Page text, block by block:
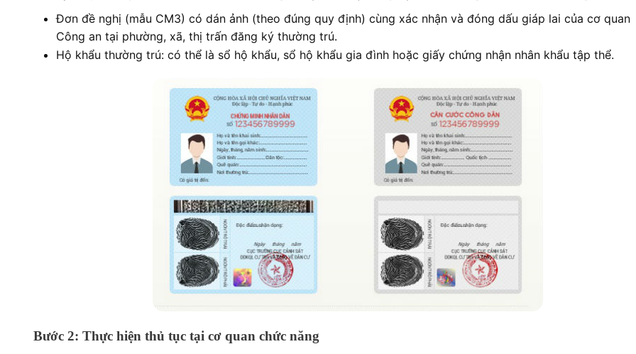
Đơn đề nghị (mẫu CM3) có dán ảnh (theo đúng quy định) cùng xác nhận và đóng dấu giáp lai của cơ quan
Công an tại phường, xã, thị trấn đăng ký thường trú.
Hộ khẩu thường trú: có thể là sổ hộ khẩu, sổ hộ khẩu gia đình hoặc giấy chứng nhận nhân khẩu tập thể.
Bước 2: Thực hiện thủ tục tại cơ quan chức năng